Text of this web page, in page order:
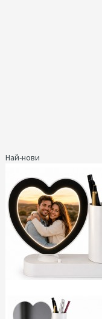
Най-нови